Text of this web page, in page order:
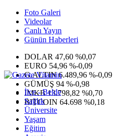
Foto Galeri
Videolar
Canlı Yayın
Günün Haberleri
DOLAR 47,60 %0,07
EURO 54,96 %-0,09
G.ALTIN6.489,96 %-0,09
GÜMÜŞ 94 %-0,98
IMKB13.798,82 %0,70
BITCOIN 64.698 %0,18
İlçe - Belde
Sağlık
Üniversite
Yaşam
Eğitim